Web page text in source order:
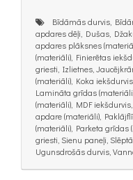
Bīdāmās durvis,
apdares dēļi, Dušas,
apdares plāksnes
(materiāli), Finierētas
griesti, Izlietnes,
(materiāli), Koka
Lamināta grīdas
(materiāli), MDF
apdare (materiāli),
(materiāli), Parketa grīdas
griesti, Sienu paneļi,
Ugunsdrošās durvis,